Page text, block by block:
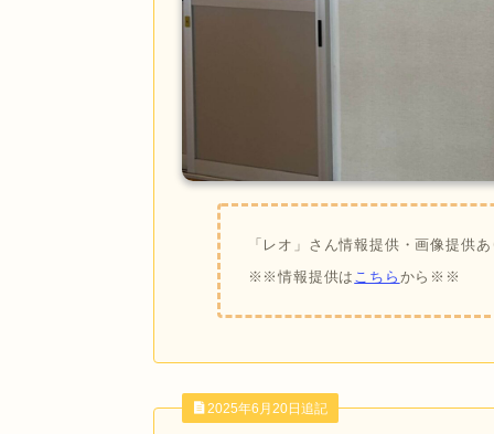
「レオ」さん情報提供・画像提供
※※情報提供は こちら から※※
2025年6月20日追記